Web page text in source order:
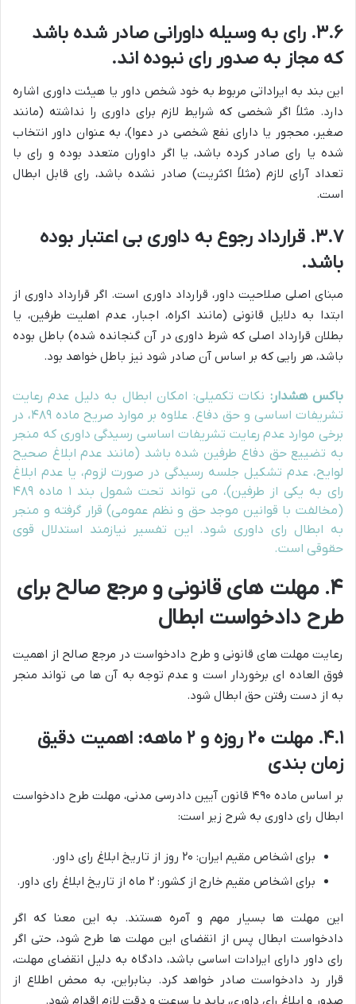
۳.۶. رای به وسیله داورانی صادر شده باشد
که مجاز به صدور رای نبوده اند.
این بند به ایراداتی مربوط به خود شخص داور یا هیئت داوری اشاره
دارد. مثلاً اگر شخصی که شرایط لازم برای داوری را نداشته (مانند
صغیر، محجور یا دارای نفع شخصی در دعوا)، به عنوان داور انتخاب
شده یا رای صادر کرده باشد، یا اگر داوران متعدد بوده و رای با
تعداد آرای لازم (مثلاً اکثریت) صادر نشده باشد، رای قابل ابطال
است.
۳.۷. قرارداد رجوع به داوری بی اعتبار بوده
باشد.
مبنای اصلی صلاحیت داور، قرارداد داوری است. اگر قرارداد داوری از
ابتدا به دلایل قانونی (مانند اکراه، اجبار، عدم اهلیت طرفین، یا
بطلان قرارداد اصلی که شرط داوری در آن گنجانده شده) باطل بوده
باشد، هر رایی که بر اساس آن صادر شود نیز باطل خواهد بود.
باکس هشدار: نکات تکمیلی: امکان ابطال به دلیل عدم رعایت
تشریفات اساسی و حق دفاع. علاوه بر موارد صریح ماده ۴۸۹، در
برخی موارد عدم رعایت تشریفات اساسی رسیدگی داوری که منجر
به تضییع حق دفاع طرفین شده باشد (مانند عدم ابلاغ صحیح
لوایح، عدم تشکیل جلسه رسیدگی در صورت لزوم، یا عدم ابلاغ
رای به یکی از طرفین)، می تواند تحت شمول بند ۱ ماده ۴۸۹
(مخالفت با قوانین موجد حق و نظم عمومی) قرار گرفته و منجر
به ابطال رای داوری شود. این تفسیر نیازمند استدلال قوی
حقوقی است.
۴. مهلت های قانونی و مرجع صالح برای
طرح دادخواست ابطال
رعایت مهلت های قانونی و طرح دادخواست در مرجع صالح از اهمیت
فوق العاده ای برخوردار است و عدم توجه به آن ها می تواند منجر
به از دست رفتن حق ابطال شود.
۴.۱. مهلت ۲۰ روزه و ۲ ماهه: اهمیت دقیق
زمان بندی
بر اساس ماده ۴۹۰ قانون آیین دادرسی مدنی، مهلت طرح دادخواست
ابطال رای داوری به شرح زیر است:
برای اشخاص مقیم ایران: ۲۰ روز از تاریخ ابلاغ رای داور.
برای اشخاص مقیم خارج از کشور: ۲ ماه از تاریخ ابلاغ رای داور.
این مهلت ها بسیار مهم و آمره هستند. به این معنا که اگر
دادخواست ابطال پس از انقضای این مهلت ها طرح شود، حتی اگر
رای داور دارای ایرادات اساسی باشد، دادگاه به دلیل انقضای مهلت،
قرار رد دادخواست صادر خواهد کرد. بنابراین، به محض اطلاع از